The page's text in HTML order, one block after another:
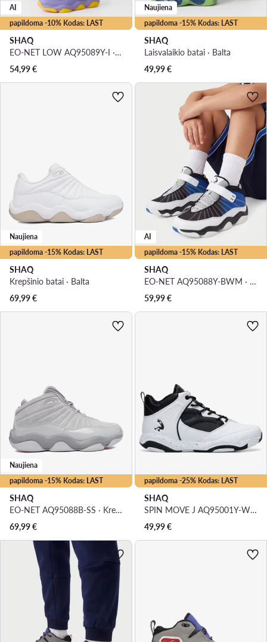
papildoma -10% Kodas: LAST
AI
SHAQ
EO-NET LOW AQ95089Y-I · Krepšinio batai
54,99€
papildoma -15% Kodas: LAST
Naujiena
SHAQ
Laisvalaikio batai · Balta
49,99€
papildoma -15% Kodas: LAST
Naujiena
SHAQ
Krepšinio batai · Balta
69,99€
papildoma -15% Kodas: LAST
AI
SHAQ
EO-NET AQ95088Y-BWM · Krepšinio batai
59,99€
papildoma -15% Kodas: LAST
Naujiena
SHAQ
EO-NET AQ95088B-SS · Krepšinio batai
69,99€
papildoma -25% Kodas: LAST
SHAQ
SPIN MOVE J AQ95001Y-W · Krepšinio batai
49,99€